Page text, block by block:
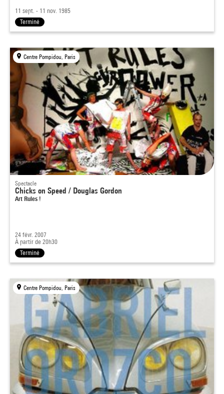
11 sept. - 11 nov. 1985
Terminé
Centre Pompidou, Paris
Spectacle
Chicks on Speed / Douglas Gordon
Art Rules !
24 févr. 2007
À partir de 20h30
Terminé
Centre Pompidou, Paris